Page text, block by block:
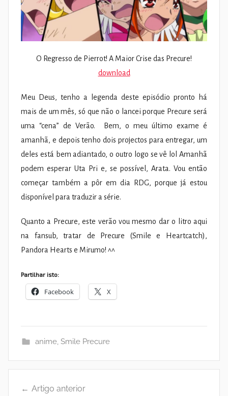
O Regresso de Pierrot! A Maior Crise das Precure!
download
Meu Deus, tenho a legenda deste episódio pronto há
mais de um mês, só que não o lancei porque Precure será
uma “cena” de Verão. Bem, o meu último exame é
amanhã, e depois tenho dois projectos para entregar, um
deles está bem adiantado, o outro logo se vê lol Amanhã
podem esperar Uta Pri e, se possível, Arata. Vou então
começar também a pôr em dia RDG, porque já estou
disponível para traduzir a série.
Quanto a Precure, este verão vou mesmo dar o litro aqui
na fansub, tratar de Precure (Smile e Heartcatch),
Pandora Hearts e Mirumo! ^^
Partilhar isto:
Facebook X
anime, Smile Precure
Artigo anterior